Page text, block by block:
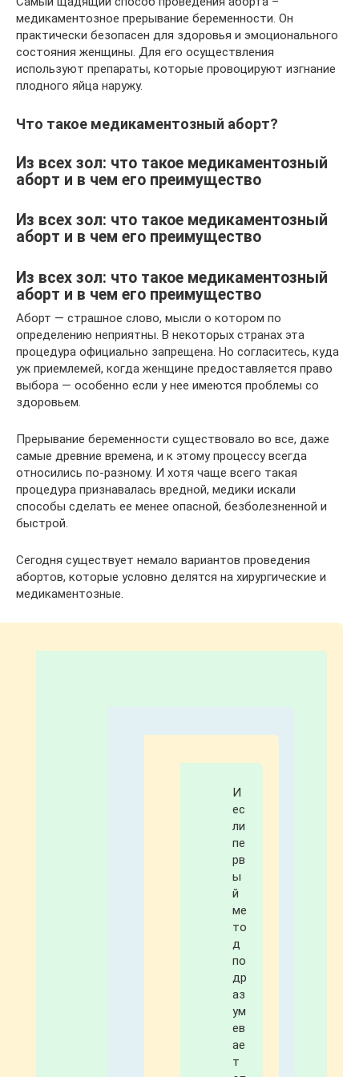
медикаментозное прерывание беременности. Он
практически безопасен для здоровья и эмоционального
состояния женщины. Для его осуществления
используют препараты, которые провоцируют изгнание
плодного яйца наружу.
Что такое медикаментозный аборт?
Из всех зол: что такое медикаментозный
аборт и в чем его преимущество
Из всех зол: что такое медикаментозный
аборт и в чем его преимущество
Из всех зол: что такое медикаментозный
аборт и в чем его преимущество
Аборт — страшное слово, мысли о котором по
определению неприятны. В некоторых странах эта
процедура официально запрещена. Но согласитесь, куда
уж приемлемей, когда женщине предоставляется право
выбора — особенно если у нее имеются проблемы со
здоровьем.
Прерывание беременности существовало во все, даже
самые древние времена, и к этому процессу всегда
относились по-разному. И хотя чаще всего такая
процедура признавалась вредной, медики искали
способы сделать ее менее опасной, безболезненной и
быстрой.
Сегодня существует немало вариантов проведения
абортов, которые условно делятся на хирургические и
медикаментозные.
И
ес
ли
пе
рв
ы
й
ме
то
д
по
др
аз
ум
ев
ае
т